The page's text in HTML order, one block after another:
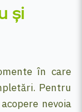
și
în care
Pentru
nevoia